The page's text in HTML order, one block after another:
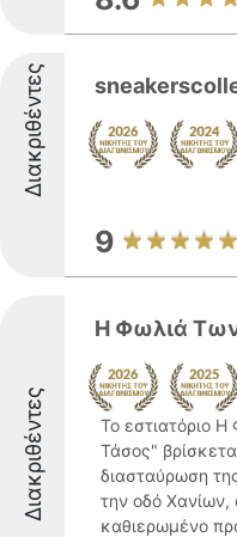
Διακριθέντες
9
Διακριθέντες
Η Φωλιά
Το εστιατόριο
Τάσος"
διασταύρωση
την οδό
καθιερωμένο